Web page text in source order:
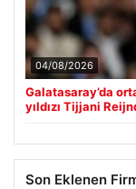
04/08/2026
Galatasaray’da
yıldızı Tijjani
Son Eklenen